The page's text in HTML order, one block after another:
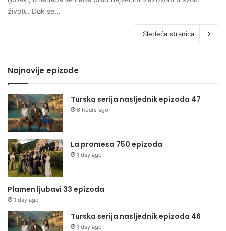
životu. Dok se…
Sledeća stranica
Najnovije epizode
Turska serija nasljednik epizoda 47
6 hours ago
La promesa 750 epizoda
1 day ago
Plamen ljubavi 33 epizoda
1 day ago
Turska serija nasljednik epizoda 46
1 day ago